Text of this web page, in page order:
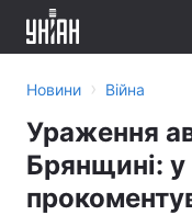
Новини › Війна
Ураження
Брянщині: